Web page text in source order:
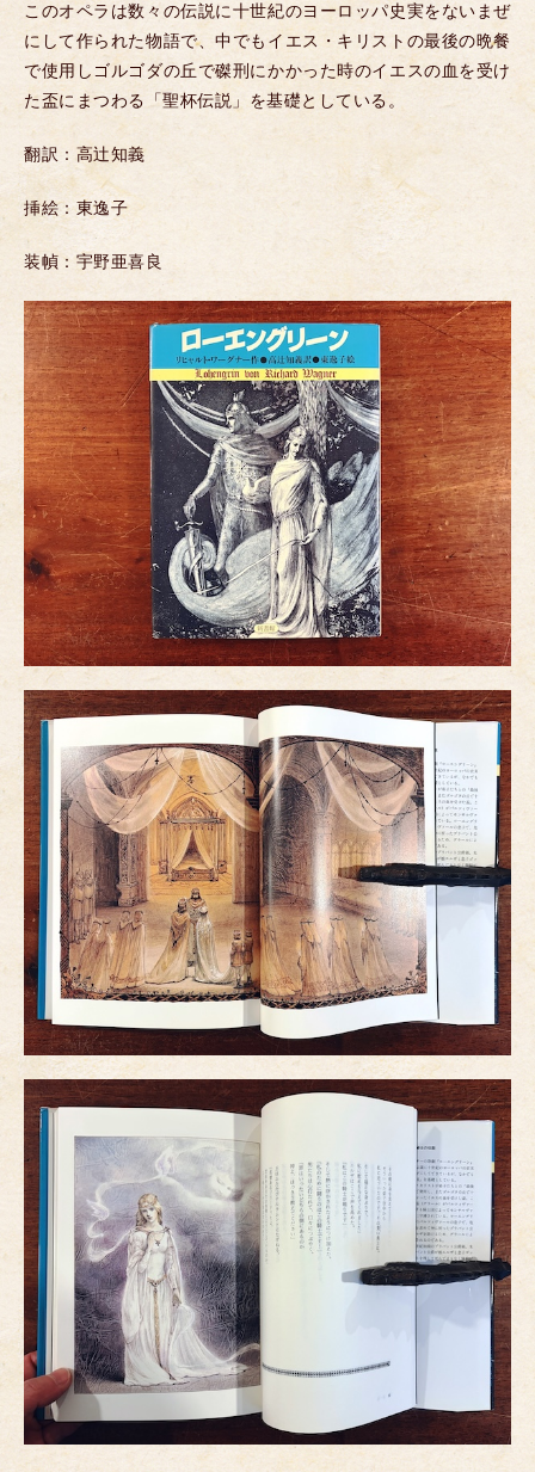
このオペラは数々の伝説に十世紀のヨーロッパ史実をないまぜ
にして作られた物語で、中でもイエス・キリストの最後の晩餐
で使用しゴルゴダの丘で磔刑にかかった時のイエスの血を受け
た盃にまつわる「聖杯伝説」を基礎としている。
翻訳：高辻知義
挿絵：東逸子
装幀：宇野亜喜良